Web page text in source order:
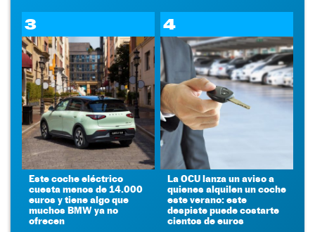
3
Este coche eléctrico
cuesta menos de 14.000
euros y tiene algo que
muchos BMW ya no
ofrecen
4
La OCU lanza un aviso a
quienes alquilen un coche
este verano: este
despiste puede costarte
cientos de euros